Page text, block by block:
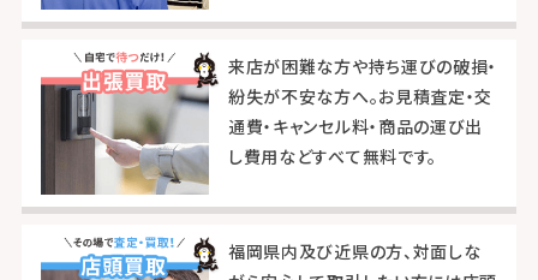
来店が困難な方や持ち運びの破損・
紛失が不安な方へ。お見積査定・交
通費・キャンセル料・商品の運び出
し費用などすべて無料です。
福岡県内及び近県の方、対面しな